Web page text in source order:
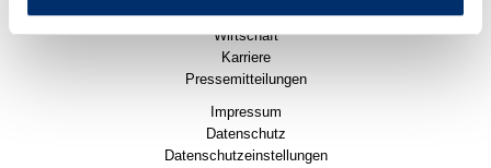
Politik
Wirtschaft
Karriere
Pressemitteilungen
Impressum
Datenschutz
Datenschutzeinstellungen